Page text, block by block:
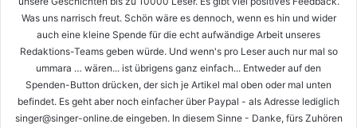
Was uns narrisch freut. Schön wäre es dennoch, wenn es hin und wider
auch eine kleine Spende für die echt aufwändige Arbeit unseres
Redaktions-Teams geben würde. Und wenn's pro Leser auch nur mal so
ummara … wären... ist übrigens ganz einfach... Entweder auf den
Spenden-Button drücken, der sich je Artikel mal oben oder mal unten
befindet. Es geht aber noch einfacher über Paypal - als Adresse lediglich
singer@singer-online.de eingeben. In diesem Sinne - Danke, fürs Zuhören